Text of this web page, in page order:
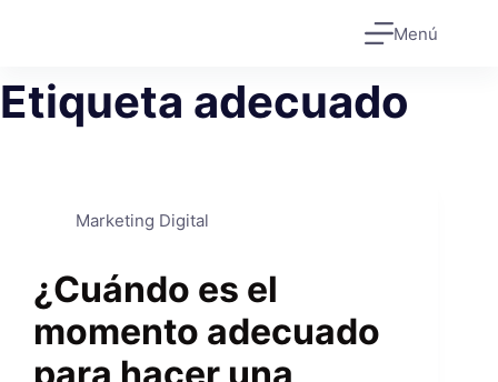
Menú
Etiqueta adecuado
Marketing Digital
¿Cuándo es el
momento adecuado
para hacer una